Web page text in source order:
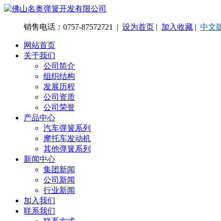
销售电话：0757-87572721 | 设为首页 | 加入收藏 | 中文
网站首页
关于我们
公司简介
组织结构
发展历程
公司资质
公司荣誉
产品中心
汽车弹簧系列
摩托车发动机
其他弹簧系列
新闻中心
集团新闻
公司新闻
行业新闻
加入我们
联系我们